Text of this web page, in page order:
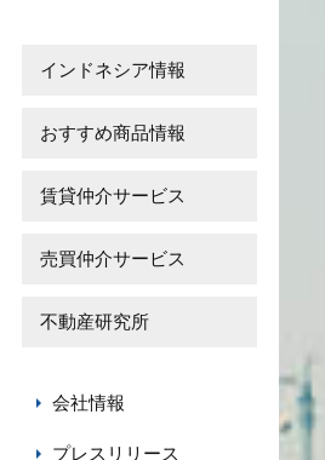
インドネシア情報
おすすめ商品情報
賃貸仲介サービス
売買仲介サービス
不動産研究所
会社情報
プレスリリース